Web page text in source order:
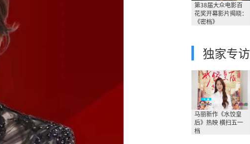
第38届大众电影百
花奖开幕影片揭晓：
《密档》
独家专访
马丽新作《水饺皇
后》热映 横扫五一
档